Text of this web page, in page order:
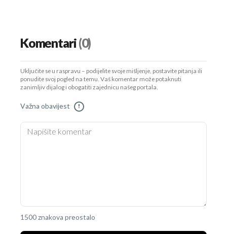
Komentari(0)
Uključite se u raspravu – podijelite svoje mišljenje, postavite pitanja ili
ponudite svoj pogled na temu. Vaš komentar može potaknuti
zanimljiv dijalog i obogatiti zajednicu našeg portala.
Važna obavijest !
1500 znakova preostalo